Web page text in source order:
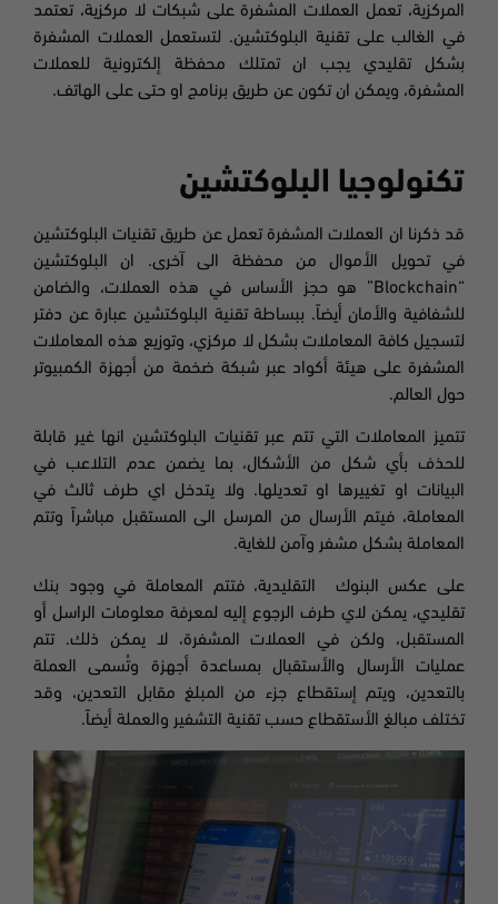
المركزية، تعمل العملات المشفرة على شبكات لا مركزية، تعتمد
في الغالب على تقنية البلوكتشين. لتستعمل العملات المشفرة
بشكل تقليدي يجب ان تمتلك محفظة إلكترونية للعملات
المشفرة، ويمكن ان تكون عن طريق برنامج او حتى على الهاتف.
تكنولوجيا البلوكتشين
قد ذكرنا ان العملات المشفرة تعمل عن طريق تقنيات البلوكتشين
في تحويل الأموال من محفظة الى آخرى. ان البلوكتشين
“Blockchain” هو حجز الأساس في هذه العملات، والضامن
للشفافية والأمان أيضاً. ببساطة تقنية البلوكتشين عبارة عن دفتر
لتسجيل كافة المعاملات بشكل لا مركزي، وتوزيع هذه المعاملات
المشفرة على هيئة أكواد عبر شبكة ضخمة من أجهزة الكمبيوتر
حول العالم.
تتميز المعاملات التي تتم عبر تقنيات البلوكتشين انها غير قابلة
للحذف بأي شكل من الأشكال، بما يضمن عدم التلاعب في
البيانات او تغييرها او تعديلها. ولا يتدخل اي طرف ثالث في
المعاملة، فيتم الأرسال من المرسل الى المستقبل مباشراً وتتم
المعاملة بشكل مشفر وآمن للغاية.
على عكس البنوك التقليدية، فتتم المعاملة في وجود بنك
تقليدي، يمكن لاي طرف الرجوع إليه لمعرفة معلومات الراسل أو
المستقبل، ولكن في العملات المشفرة، لا يمكن ذلك. تتم
عمليات الأرسال والأستقبال بمساعدة أجهزة وتُسمى العملة
بالتعدين، ويتم إستقطاع جزء من المبلغ مقابل التعدين، وقد
تختلف مبالغ الأستقطاع حسب تقنية التشفير والعملة أيضاً.